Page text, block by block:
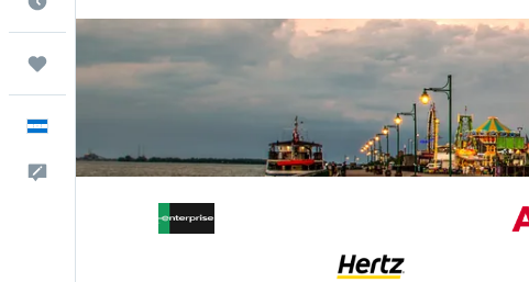
Trips
Comentarios